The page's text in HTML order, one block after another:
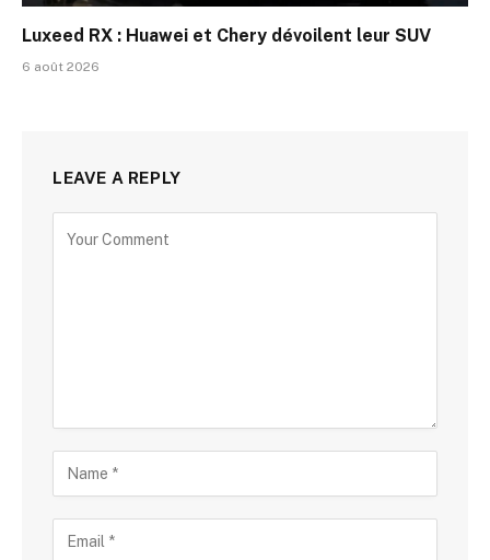
Luxeed RX : Huawei et Chery dévoilent leur SUV
6 août 2026
LEAVE A REPLY